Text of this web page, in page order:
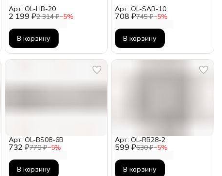
2 199 ₽2 314 ₽−5%
Арт: OL-HB-20
В корзину
708 ₽745 ₽−5%
Арт: OL-SAB-10
В корзину
732 ₽770 ₽−5%
Арт: OL-BS08-6B
В корзину
599 ₽630 ₽−5%
Арт: OL-RB28-2
В корзину